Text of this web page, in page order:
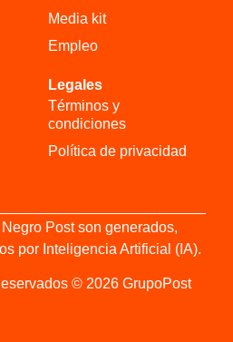
Media kit
Empleo
Legales
Términos y
condiciones
Política de privacidad
Post son generados,
por Inteligencia Artificial (IA).
© 2026 GrupoPost